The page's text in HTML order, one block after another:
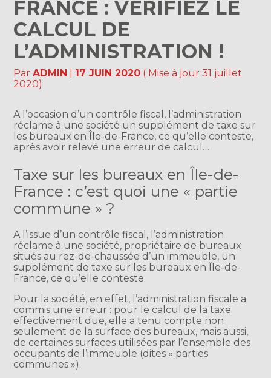
FRANCE : VÉRIFIEZ LE
CALCUL DE
L’ADMINISTRATION !
ParADMIN 17 JUIN 2020 ( Mise à jour 31 juillet
2020)
A l’occasion d’un contrôle fiscal, l’administration
réclame à une société un supplément de taxe sur
les bureaux en Île-de-France, ce qu’elle conteste,
après avoir relevé une erreur de calcul…
Taxe sur les bureaux en Île-de-
France : c’est quoi une « partie
commune » ?
A l’issue d’un contrôle fiscal, l’administration
réclame à une société, propriétaire de bureaux
situés au rez-de-chaussée d’un immeuble, un
supplément de taxe sur les bureaux en Île-de-
France, ce qu’elle conteste.
Pour la société, en effet, l’administration fiscale a
commis une erreur : pour le calcul de la taxe
effectivement due, elle a tenu compte non
seulement de la surface des bureaux, mais aussi,
de certaines surfaces utilisées par l’ensemble des
occupants de l’immeuble (dites « parties
communes »).